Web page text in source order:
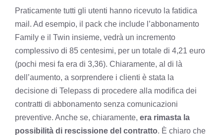
Praticamente tutti gli utenti hanno ricevuto la fatidica
mail. Ad esempio, il pack che include l’abbonamento
Family e il Twin insieme, vedrà un incremento
complessivo di 85 centesimi, per un totale di 4,21 euro
(pochi mesi fa era di 3,36). Chiaramente, al di là
dell’aumento, a sorprendere i clienti è stata la
decisione di Telepass di procedere alla modifica dei
contratti di abbonamento senza comunicazioni
preventive. Anche se, chiaramente, era rimasta la
possibilità di rescissione del contratto. È chiaro che